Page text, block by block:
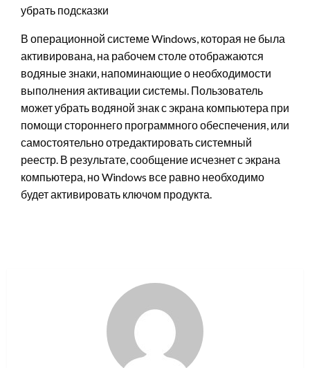
убрать подсказки
В операционной системе Windows, которая не была
активирована, на рабочем столе отображаются
водяные знаки, напоминающие о необходимости
выполнения активации системы. Пользователь
может убрать водяной знак с экрана компьютера при
помощи стороннего программного обеспечения, или
самостоятельно отредактировать системный
реестр. В результате, сообщение исчезнет с экрана
компьютера, но Windows все равно необходимо
будет активировать ключом продукта.